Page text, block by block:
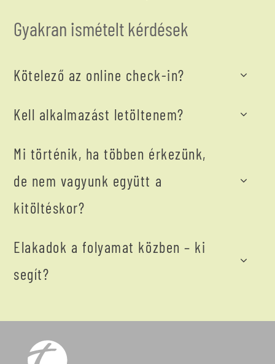
Gyakran ismételt kérdések
Kötelező az online check-in?
Kell alkalmazást letöltenem?
Mi történik, ha többen érkezünk,
de nem vagyunk együtt a
kitöltéskor?
Elakadok a folyamat közben – ki
segít?